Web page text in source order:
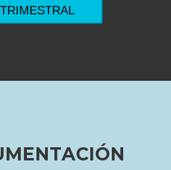
TRIMESTRAL